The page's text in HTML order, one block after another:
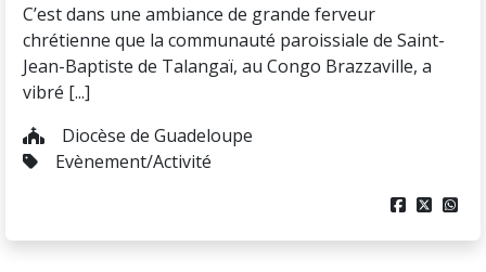
C’est dans une ambiance de grande ferveur
chrétienne que la communauté paroissiale de Saint-
Jean-Baptiste de Talangaï, au Congo Brazzaville, a
vibré [...]
Diocèse de Guadeloupe
Evènement/Activité
  